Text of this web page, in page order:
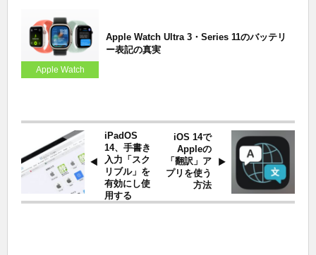
Apple Watch
Apple Watch Ultra 3・Series 11のバッテリ
ー表記の真実
iPadOS
14、手書き
入力「スク
リブル」を
有効にし使
用する
iOS 14で
Appleの
「翻訳」ア
プリを使う
方法